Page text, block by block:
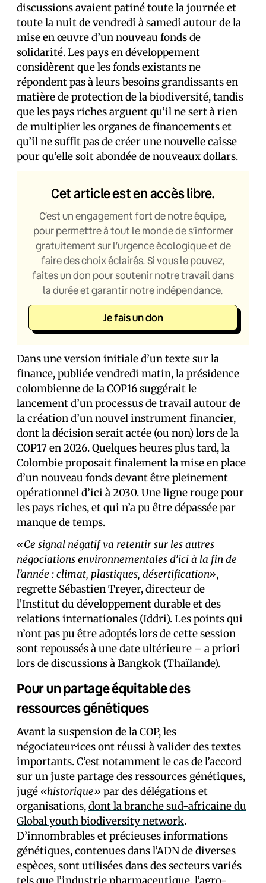
discussions avaient patiné toute la journée et
toute la nuit de vendredi à samedi autour de la
mise en œuvre d’un nouveau fonds de
solidarité. Les pays en développement
considèrent que les fonds existants ne
répondent pas à leurs besoins grandissants en
matière de protection de la biodiversité, tandis
que les pays riches arguent qu’il ne sert à rien
de multiplier les organes de financements et
qu’il ne suffit pas de créer une nouvelle caisse
pour qu’elle soit abondée de nouveaux dollars.
Cet article est en accès libre.
C’est un engagement fort de notre équipe,
pour permettre à tout le monde de s’informer
gratuitement sur l’urgence écologique et de
faire des choix éclairés. Si vous le pouvez,
faites un don pour soutenir notre travail dans
la durée et garantir notre indépendance.
Je fais un don
Dans une version initiale d’un texte sur la
finance, publiée vendredi matin, la présidence
colombienne de la COP16 suggérait le
lancement d’un processus de travail autour de
la création d’un nouvel instrument financier,
dont la décision serait actée (ou non) lors de la
COP17 en 2026. Quelques heures plus tard, la
Colombie proposait finalement la mise en place
d’un nouveau fonds devant être pleinement
opérationnel d’ici à 2030. Une ligne rouge pour
les pays riches, et qui n’a pu être dépassée par
manque de temps.
«Ce signal négatif va retentir sur les autres
négociations environnementales d’ici à la fin de
l’année : climat, plastiques, désertification»,
regrette Sébastien Treyer, directeur de
l’Institut du développement durable et des
relations internationales (Iddri). Les points qui
n’ont pas pu être adoptés lors de cette session
sont repoussés à une date ultérieure – a priori
lors de discussions à Bangkok (Thaïlande).
Pour un partage équitable des
ressources génétiques
Avant la suspension de la COP, les
négociateur·ices ont réussi à valider des textes
importants. C’est notamment le cas de l’accord
sur un juste partage des ressources génétiques,
jugé «historique» par des délégations et
organisations,dont la branche sud-africaine du
Global youth biodiversity network.
D’innombrables et précieuses informations
génétiques, contenues dans l’ADN de diverses
espèces, sont utilisées dans des secteurs variés